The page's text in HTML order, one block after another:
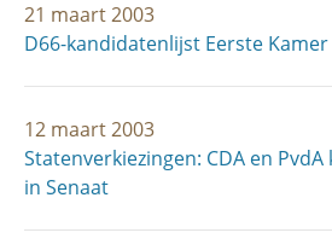
21 maart 2003
D66-kandidatenlijst Eerste
12 maart 2003
Statenverkiezingen: CDA en
in Senaat